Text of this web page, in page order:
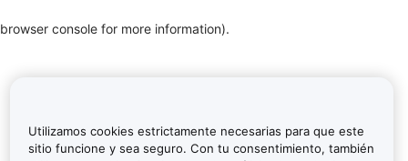
browser console for more information).
Utilizamos cookies estrictamente necesarias para que este
sitio funcione y sea seguro. Con tu consentimiento, también